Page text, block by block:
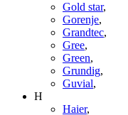
Gold star,
Gorenje,
Grandtec,
Gree,
Green,
Grundig,
Guvial,
H
Haier,